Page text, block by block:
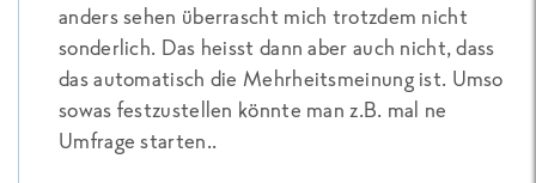
anders sehen überrascht mich trotzdem nicht
sonderlich. Das heisst dann aber auch nicht, dass
das automatisch die Mehrheitsmeinung ist. Umso
sowas festzustellen könnte man z.B. mal ne
Umfrage starten..